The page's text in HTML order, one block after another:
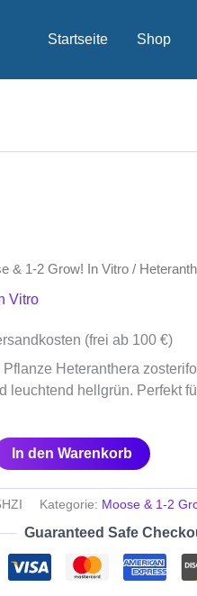
Startseite Shop
& 1-2 Grow! In Vitro /
Vitro
(frei ab 100 €)
Heteranthera
leuchtend hellgrün. Perfekt
In den Warenkorb
Kategorie: Moose & 1-2
Guaranteed Safe